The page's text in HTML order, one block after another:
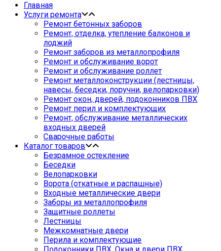
Главная
Услуги ремонта
Ремонт бетонных заборов
Ремонт, отделка, утепление балконов и
лоджий
Ремонт заборов из металлопрофиля
Ремонт и обслуживание ворот
Ремонт и обслуживание роллет
Ремонт металлоконструкции (лестницы,
навесы, беседки, поручни, велопарковки)
Ремонт окон, дверей, подоконников ПВХ
Ремонт перил и комплектующих
Ремонт, обслуживание металлических
входных дверей
Сварочные работы
Каталог товаров
Безрамное остекление
Беседки
Велопарковки
Ворота (откатные и распашные)
Входные металлические двери
Заборы из металлопрофиля
Защитные роллеты
Лестницы
Межкомнатные двери
Перила и комплектующие